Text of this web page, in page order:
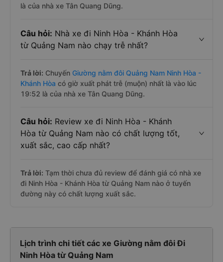
là của nhà xe Tân Quang Dũng.
Câu hỏi: Nhà xe đi Ninh Hòa - Khánh Hòa
từ Quảng Nam nào chạy trễ nhất?
Trả lời: Chuyến Giường nằm đôi Quảng Nam Ninh Hòa -
Khánh Hòa có giờ xuất phát trễ (muộn) nhất là vào lúc
19:52 là của nhà xe Tân Quang Dũng.
Câu hỏi: Review xe đi Ninh Hòa - Khánh
Hòa từ Quảng Nam nào có chất lượng tốt,
xuất sắc, cao cấp nhất?
Trả lời: Tạm thời chưa đủ review để đánh giá có nhà xe
đi Ninh Hòa - Khánh Hòa từ Quảng Nam nào ở tuyến
đường này có chất lượng xuất sắc.
Lịch trình chi tiết các xe Giường nằm đôi Đi
Ninh Hòa từ Quảng Nam